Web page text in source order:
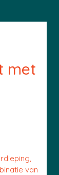
met
van